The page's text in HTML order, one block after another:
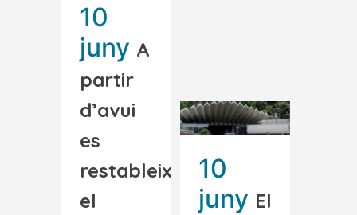
10
juny A
partir
d’avui
es
restableix
el
10
juny El